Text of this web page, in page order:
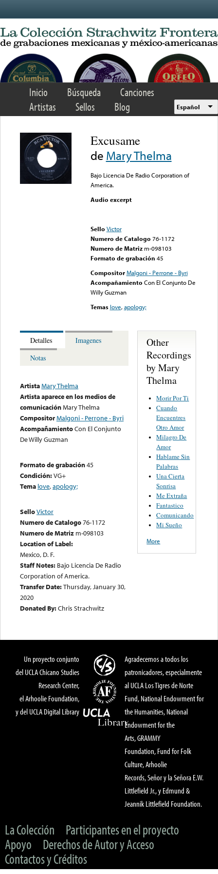
Inicio Búsqueda
Canciones
Artistas
Sellos Blog Español
Excusame
de Mary Thelma
Bajo Licencia De Radio Corporation of
America.
Audio excerpt
Sello Victor
Numero de Catalogo 76-1172
Numero de Matriz m-098103
Formato de grabación 45
Compositor Malgoni - Perrone - Byri
Acompañamiento Con El Conjunto De
Willy Guzman
Temas love,apology;
Detalles
Imagenes
Notas
ArtistaMary Thelma
Artista aparece en los medios de
comunicaciónMary Thelma
CompositorMalgoni - Perrone - Byri
AcompañamientoCon El Conjunto
De Willy Guzman
Formato de grabación45
Condición:VG+
Tema love,apology;
SelloVictor
Numero de Catalogo76-1172
Numero de Matriz m-098103
Location of Label:
Mexico, D. F.
Staff Notes: Bajo Licencia De Radio
Corporation of America.
Transfer Date:Thursday, January 30,
2020
Donated By:Chris Strachwitz
Other
Recordings
by Mary
Thelma
Morir Por Ti
Cuando
Encuentres
Otro Amor
Milagro De
Amor
Hablame Sin
Palabras
Una Cierta
Sonrisa
Me Extraña
Fantastico
Comunicando
Mi Sueño
More
Un proyecto conjunto
del UCLA Chicano Studies
Research Center,
el Arhoolie Foundation,
y del UCLA Digital Library
Agradecemos a todos los
patronicadores, especialmente
al UCLA Los Tigres de Norte
Fund, National Endowment for
the Humanities, National
Endowment for the
Arts, GRAMMY
Foundation, Fund for Folk
Culture, Arhoolie
Records, Señor y la Señora E.W.
Littlefield Jr., y Edmund &
Jeannik Littlefield Foundation.
La Colección
Participantes en el proyecto
Apoyo
Derechos de Autor y Acceso
Contactos y Créditos